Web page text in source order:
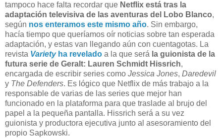
tampoco hace falta recordar que Netflix está tras la
adaptación televisiva de las aventuras del Lobo Blanco,
según nos enteramos este mismo año. Sin embargo,
hacía tiempo que queríamos oír noticias sobre tan esperada
adaptación, y estas van llegando aún con cuentagotas. La
revista Varietyha revelado a la que será la guionista de la
futura serie de Geralt: Lauren Schmidt Hissrich,
encargada de escribir series como Jessica Jones, Daredevil
y The Defenders. Es lógico que Netflix de más trabajo a la
responsable de varias de las series que mejor han
funcionado en la plataforma para que traslade al brujo del
papel a la pequeña pantalla. Hissrich será a su vez
guionista y productora ejecutiva junto al asesoramiento del
propio Sapkowski.